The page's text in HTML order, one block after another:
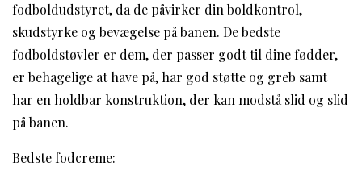
fodboldudstyret, da de påvirker din boldkontrol,
skudstyrke og bevægelse på banen. De bedste
fodboldstøvler er dem, der passer godt til dine fødder,
er behagelige at have på, har god støtte og greb samt
har en holdbar konstruktion, der kan modstå slid og slid
på banen.
Bedste fodcreme: